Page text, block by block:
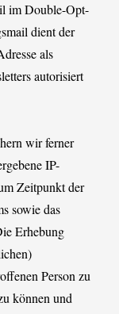
im Double-Opt-
dient der
als
autorisiert
wir ferner
IP-
Zeitpunkt der
sowie das
Erhebung
Person zu
können und